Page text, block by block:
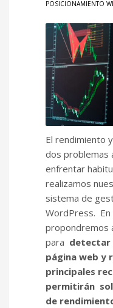
POSICIONAMIENTO
El rendimiento
dos problemas
enfrentar
realizamos
sistema de
WordPress.
propondremos
para detectar
página web y
principales
permitirán
de